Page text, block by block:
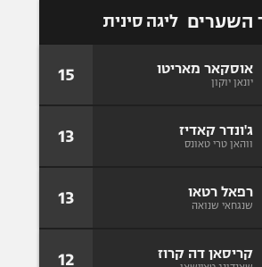
השערים ליגה סינית
אוסקאר מאריטו
יונאן יוקון 15
ג'ונדר קאדיז
ווהאן טרי טאונס 13
רפאל רטאו
שנגחאי שנואה 13
קריסאן דה קרוז 12